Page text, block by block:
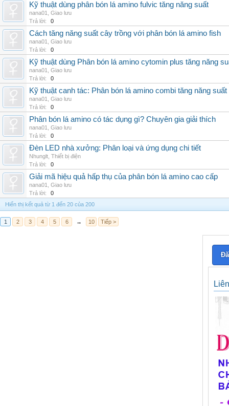
Kỹ thuật dùng phân bón lá amino fulvic tăng năng suất
nana01
Giao lưu
Trả lời:
0
Cách tăng năng suất cây trồng với phân bón lá amino fish
nana01
Giao lưu
Trả lời:
0
Kỹ thuật dùng Phân bón lá amino cytomin plus tăng năng
nana01
Giao lưu
Trả lời:
0
Kỹ thuật canh tác: Phân bón lá amino combi tăng năng suất
nana01
Giao lưu
Trả lời:
0
Phân bón lá amino có tác dụng gì? Chuyên gia giải thích
nana01
Giao lưu
Trả lời:
0
Đèn LED nhà xưởng: Phân loại và ứng dụng chi tiết
Nhunglt Thiết bị điện
Trả lời:
0
Giải mã hiệu quả hấp thụ của phân bón lá amino cao cấp
nana01
Giao lưu
Trả lời:
0
Hiển thị kết quả từ 1 đến 20 của 200
1 2 3 4 5 6 → 10 Tiếp >